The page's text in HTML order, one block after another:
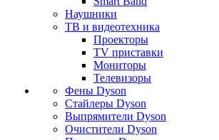
Наушники
ТВ и видеотехника
Проекторы
TV приставки
Мониторы
Телевизоры
Фены Dyson
Стайлеры Dyson
Выпрямители Dyson
Очистители Dyson